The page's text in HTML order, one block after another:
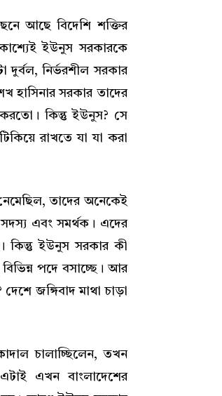
আছে বিদেশি শক্তির
ইউনুস সরকারকে
দুর্বল, নির্ভরশীল সরকার
হাসিনার সরকার তাদের
কিন্তু ইউনুস? সে
রাখতে যা যা করা
নেমেছিল, তাদের অনেকেই
এবং সমর্থক। এদের
কিন্তু ইউনুস সরকার কী
পদে বসাচ্ছে। আর
জঙ্গিবাদ মাথা চাড়া
চালাচ্ছিলেন, তখন
এখন বাংলাদেশের